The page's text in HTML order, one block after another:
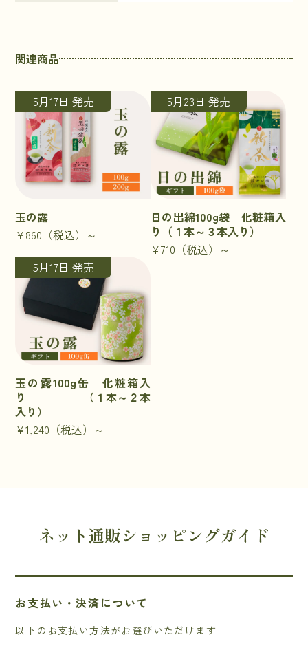
関連商品
5月17日 発売
玉の露
¥860 （税込）～
5月23日 発売
日の出綿100g袋 化粧箱入
り（１本～３本入り）
¥710 （税込）～
5月17日 発売
玉の露100g缶 化粧箱入
り （１本～２本
入り）
¥1,240 （税込）～
ネット通販ショッピングガイド
お支払い・決済について
以下のお支払い方法がお選びいただけます